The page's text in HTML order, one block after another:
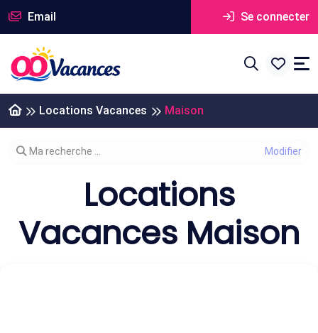
Email Se connecter
Locations Vacances Maison
Modifier votre recherche
Ma recherche ...
Locations
Vacances Maison